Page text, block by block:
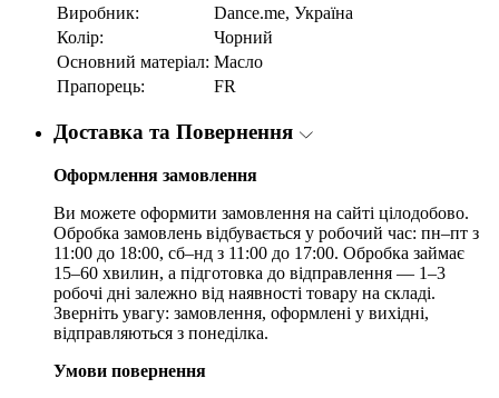
Виробник:
Dance.me, Україна
Колір:
Чорний
Основний матеріал: Масло
Прапорець:
FR
Доставка та Повернення
Оформлення замовлення
Ви можете оформити замовлення на сайті цілодобово.
Обробка замовлень відбувається у робочий час: пн–пт з
11:00 до 18:00, сб–нд з 11:00 до 17:00. Обробка займає
15–60 хвилин, а підготовка до відправлення — 1–3
робочі дні залежно від наявності товару на складі.
Зверніть увагу: замовлення, оформлені у вихідні,
відправляються з понеділка.
Умови повернення